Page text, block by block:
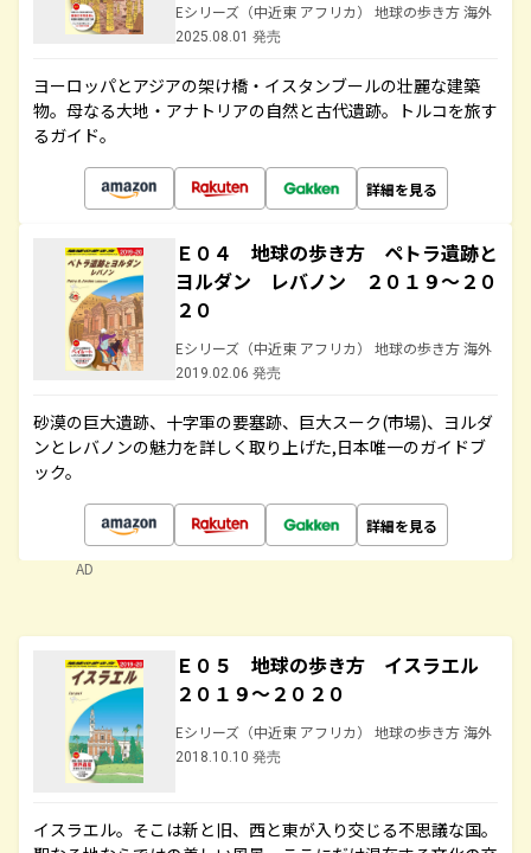
Eシリーズ（中近東 アフリカ） 地球の歩き方 海外
2025.08.01 発売
ヨーロッパとアジアの架け橋・イスタンブールの壮麗な建築
物。母なる大地・アナトリアの自然と古代遺跡。トルコを旅す
るガイド。
詳細を見る
Ｅ０４ 地球の歩き方 ペトラ遺跡と
ヨルダン レバノン ２０１９～２０
２０
Eシリーズ（中近東 アフリカ） 地球の歩き方 海外
2019.02.06 発売
砂漠の巨大遺跡、十字軍の要塞跡、巨大スーク(市場)、ヨルダ
ンとレバノンの魅力を詳しく取り上げた,日本唯一のガイドブ
ック。
詳細を見る
AD
Ｅ０５ 地球の歩き方 イスラエル
２０１９～２０２０
Eシリーズ（中近東 アフリカ） 地球の歩き方 海外
2018.10.10 発売
イスラエル。そこは新と旧、西と東が入り交じる不思議な国。